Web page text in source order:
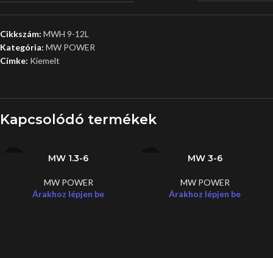
Cikkszám: MWH 9-12L
Kategória: MW POWER
Címke: Kiemelt
Kapcsolódó termékek
MW 1.3-6
MW POWER
Árakhoz lépjen be
MW 3-6
MW POWER
Árakhoz lépjen be